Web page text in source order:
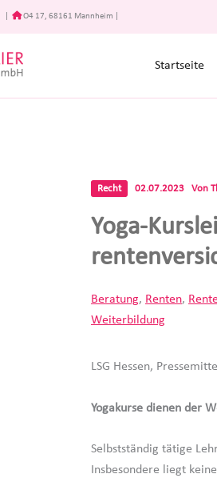
O4 17, 68161 Mannheim
Startseite
Recht 02.07.2023 Von
Yoga-
Beratung, Renten,
Weiterbildung
LSG Hessen,
Yogakurse dienen der
Selbstständig tätige
Insbesondere liegt